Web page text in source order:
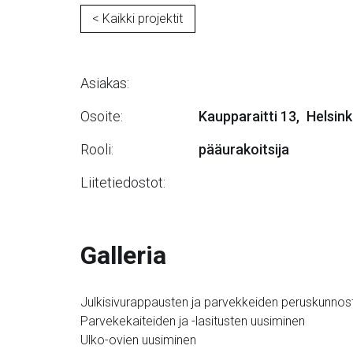
< Kaikki projektit
Asiakas:
Osoite:
Kaupparaitti 13,
Rooli:
pääurakoitsija
Liitetiedostot:
Galleria
Julkisivurappausten ja parvekkeiden
Parvekekaiteiden ja -lasitusten uusiminen
Ulko-ovien uusiminen